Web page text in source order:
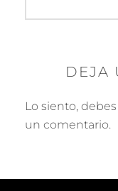
entradas
DEJA
Lo siento,
un comentario.